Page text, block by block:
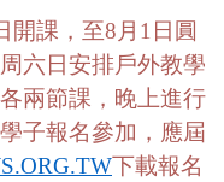
開課，至8月1日圓
六日安排戶外教學
兩節課，晚上進行
子報名參加，應屆
下載報名